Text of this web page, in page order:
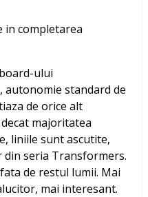
in completarea
ului
autonomie standard de
de orice alt
majoritatea
liniile sunt ascutite,
seria Transformers.
de restul lumii. Mai
mai interesant.